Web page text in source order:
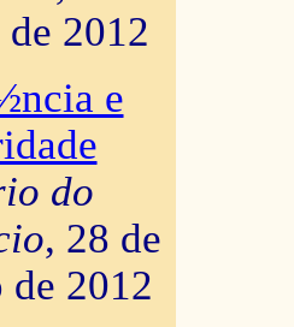
2012
e
do
, 28 de
2012